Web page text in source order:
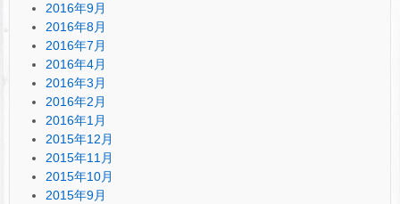
2016年9月
2016年8月
2016年7月
2016年4月
2016年3月
2016年2月
2016年1月
2015年12月
2015年11月
2015年10月
2015年9月